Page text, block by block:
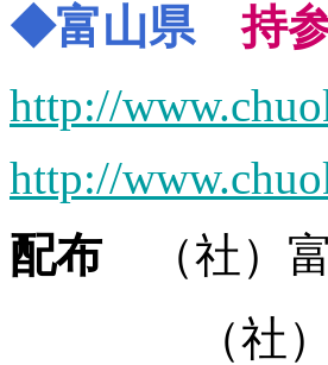
◆富山県持
http://
http://
配布（社）富
（社）富山